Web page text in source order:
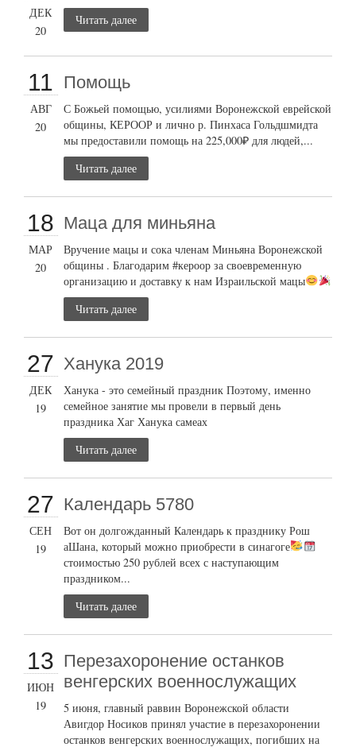
ДЕК
20
Читать далее
11
АВГ
20
Помощь
С Божьей помощью, усилиями Воронежской еврейской
общины, КЕРООР и лично р. Пинхаса Гольдшмидта
мы предоставили помощь на 225,000₽ для людей,...
Читать далее
18
МАР
20
Маца для миньяна
Вручение мацы и сока членам Миньяна Воронежской
общины . Благодарим #кероор за своевременную
организацию и доставку к нам Израильской мацы
Читать далее
27
ДЕК
19
Ханука 2019
Ханука - это семейный праздник Поэтому, именно
семейное занятие мы провели в первый день
праздника Хаг Ханука самеах
Читать далее
27
СЕН
19
Календарь 5780
Вот он долгожданный Календарь к празднику Рош
аШана, который можно приобрести в синагоге
стоимостью 250 рублей всех с наступающим
праздником...
Читать далее
13
ИЮН
19
Перезахоронение останков
венгерских военнослужащих
5 июня, главный раввин Воронежской области
Авигдор Носиков принял участие в перезахоронении
останков венгерских военнослужащих, погибших на